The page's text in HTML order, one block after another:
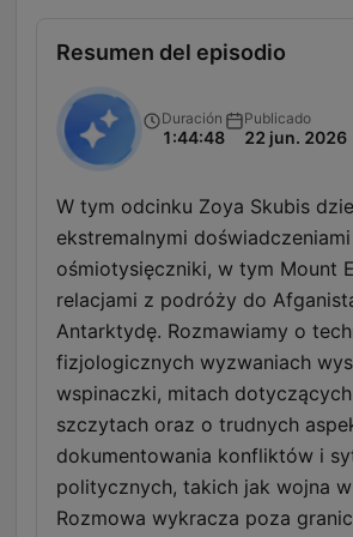
Resumen del episodio
Duración
1:44:48
Publicado
22 jun. 2026
W tym odcinku Zoya Skubis
ekstremalnymi
ośmiotysięczniki, w tym Mount
relacjami z podróży do
Antarktydę. Rozmawiamy o
fizjologicznych wyzwaniach
wspinaczki, mitach
szczytach oraz o trudnych
dokumentowania konfliktów i
politycznych, takich jak wojna
Rozmowa wykracza poza